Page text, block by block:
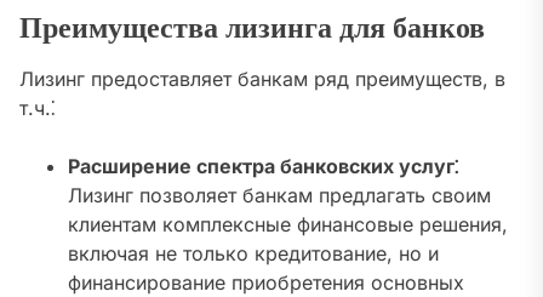
Преимущества лизинга для банков
Лизинг предоставляет банкам ряд преимуществ, в
т.ч.⁚
Расширение спектра банковских услуг⁚
Лизинг позволяет банкам предлагать своим
клиентам комплексные финансовые решения,
включая не только кредитование, но и
финансирование приобретения основных